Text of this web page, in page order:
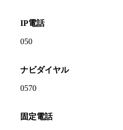
IP電話
050
ナビダイヤル
0570
固定電話